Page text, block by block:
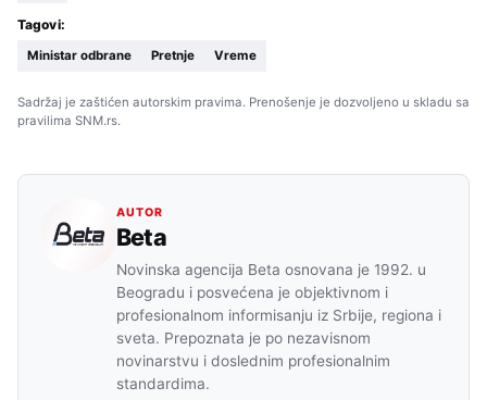
Tagovi:
Ministar odbrane Pretnje Vreme
Sadržaj je zaštićen autorskim pravima. Prenošenje je dozvoljeno u skladu sa
pravilima SNM.rs.
AUTOR
Beta
Novinska agencija Beta osnovana je 1992. u
Beogradu i posvećena je objektivnom i
profesionalnom informisanju iz Srbije, regiona i
sveta. Prepoznata je po nezavisnom
novinarstvu i doslednim profesionalnim
standardima.